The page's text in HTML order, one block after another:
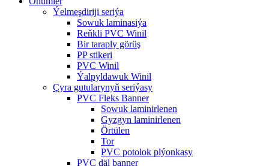
Ýelmeşdiriji seriýa
Sowuk laminasiýa
Reňkli PVC Winil
Bir taraply görüş
PP stikeri
PVC Winil
Ýalpyldawuk Winil
Çyra gutularynyň seriýasy
PVC Fleks Banner
Sowuk laminirlenen
Gyzgyn laminirlenen
Örtülen
Tor
PVC potolok plýonkasy
PVC däl banner